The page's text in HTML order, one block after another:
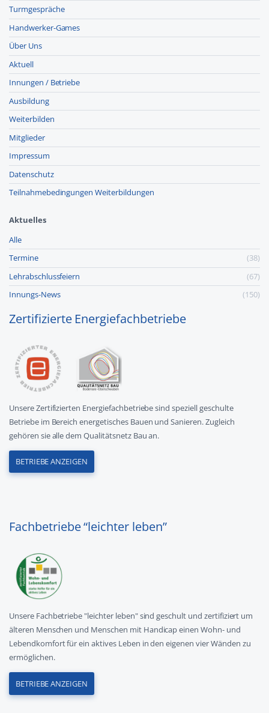
Turmgespräche
Handwerker-Games
Über Uns
Aktuell
Innungen / Betriebe
Ausbildung
Weiterbilden
Mitglieder
Impressum
Datenschutz
Teilnahmebedingungen Weiterbildungen
Aktuelles
Alle
Termine
(38)
Lehr­abschluss­feiern
(67)
Innungs-News
(150)
Zertifizierte Energiefachbetriebe
Unsere Zertifizierten Energiefachbetriebe sind speziell geschulte
Betriebe im Bereich energetisches Bauen und Sanieren. Zugleich
gehören sie alle dem Qualitätsnetz Bau an.
BETRIEBE ANZEIGEN
Fachbetriebe “leichter leben”
Unsere Fachbetriebe "leichter leben" sind geschult und zertifiziert um
älteren Menschen und Menschen mit Handicap einen Wohn- und
Lebendkomfort für ein aktives Leben in den eigenen vier Wänden zu
ermöglichen.
BETRIEBE ANZEIGEN